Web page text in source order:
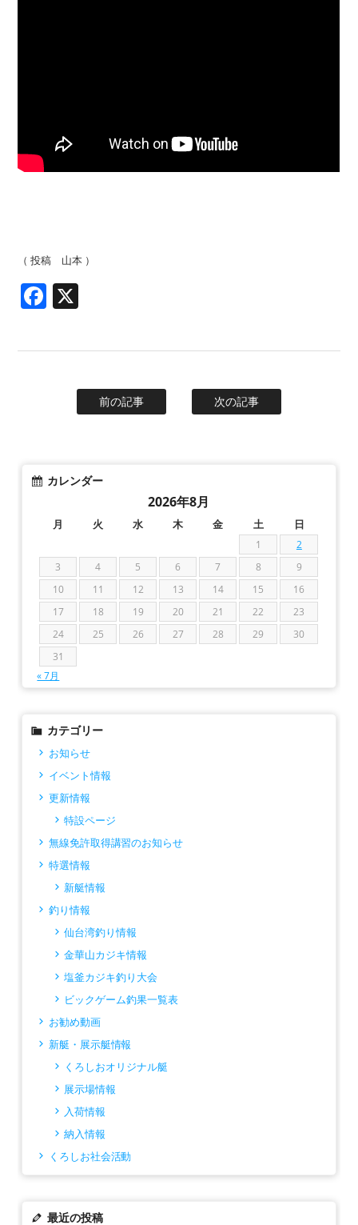
求人情報
（ 投稿 山本 ）
Facebook
前の記事 次の記事
カレンダー
2026年8月
月 火 水 木 金 土 日
1
2
3
4 5 6 7 8
9
10
11 12 13 14 15
16
17
18 19 20 21 22
23
24
25 26 27 28 29
30
31
« 7月
カテゴリー
お知らせ
イベント情報
更新情報
特設ページ
無線免許取得講習のお知らせ
特選情報
新艇情報
釣り情報
仙台湾釣り情報
金華山カジキ情報
塩釜カジキ釣り大会
ビックゲーム釣果一覧表
お勧め動画
新艇・展示艇情報
くろしおオリジナル艇
展示場情報
入荷情報
納入情報
くろしお社会活動
最近の投稿